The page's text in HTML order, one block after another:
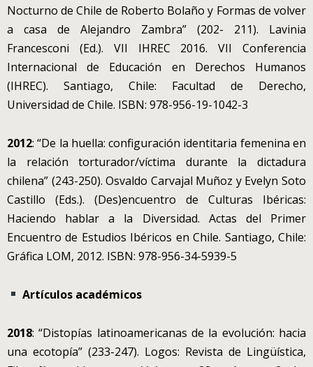
Nocturno de Chile de Roberto Bolaño y Formas de volver
a casa de Alejandro Zambra” (202- 211). Lavinia
Francesconi (Ed.). VII IHREC 2016. VII Conferencia
Internacional de Educación en Derechos Humanos
(IHREC). Santiago, Chile: Facultad de Derecho,
Universidad de Chile. ISBN: 978-956-19-1042-3
2012: “De la huella: configuración identitaria femenina en
la relación torturador/víctima durante la dictadura
chilena” (243-250). Osvaldo Carvajal Muñoz y Evelyn Soto
Castillo (Eds.). (Des)encuentro de Culturas Ibéricas:
Haciendo hablar a la Diversidad. Actas del Primer
Encuentro de Estudios Ibéricos en Chile. Santiago, Chile:
Gráfica LOM, 2012. ISBN: 978-956-34-5939-5
Artículos académicos
2018: “Distopías latinoamericanas de la evolución: hacia
una ecotopía” (233-247). Logos: Revista de Lingüística,